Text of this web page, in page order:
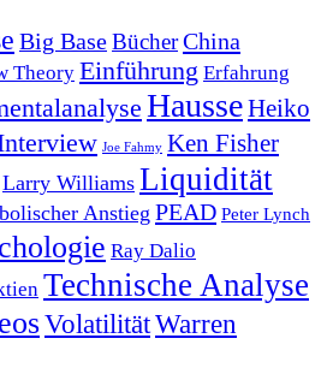
Big BaseBücherChina
Theory Einführung Erfahrung
HausseHeiko
Joe Fahmy Ken Fisher
Larry Williams Liquidität
Anstieg PEAD Peter Lynch
Ray Dalio
Technische Analyse
VolatilitätWarren